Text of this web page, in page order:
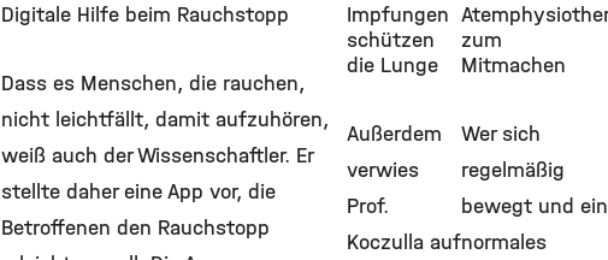
Digitale Hilfe beim Rauchstopp
Dass es Menschen, die rauchen,
nicht leichtfällt, damit aufzuhören,
weiß auch der Wissenschaftler. Er
stellte daher eine App vor, die
Betroffenen den Rauchstopp
Impfungen
schützen
die Lunge
Außerdem
verwies
Prof.
Koczulla auf
zum
Mitmachen
Wer sich
regelmäßig
bewegt und ein
normales